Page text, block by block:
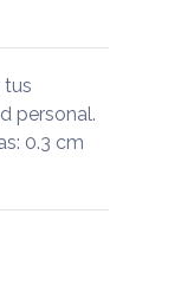
tus
personal.
0.3 cm